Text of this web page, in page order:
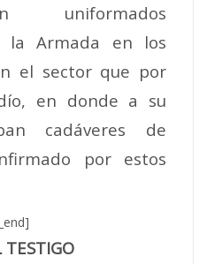
uniformados
la Armada en los
el sector que por
en donde a su
cadáveres de
por estos
TESTIGO